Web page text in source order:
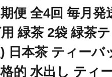
便 全4回 毎月
緑茶 2袋 緑茶
日本茶 ティーバ
的 水出し ティ